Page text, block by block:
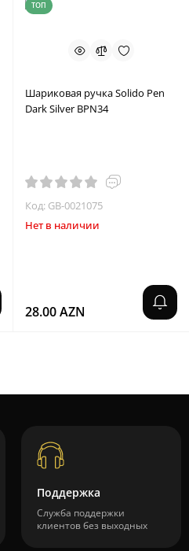
ТОП
Шариковая ручка Solido Pen
Dark Silver BPN34
Код: GB-0021075
Нет в наличии
28.00 AZN
Поддержка
Служба поддержки
клиентов без выходных